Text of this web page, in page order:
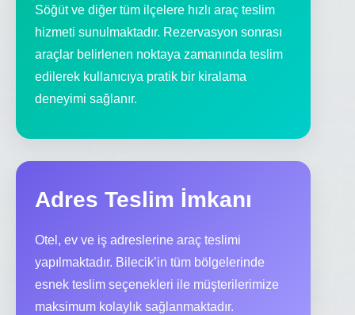
Söğüt ve diğer tüm ilçelere hızlı araç teslim
hizmeti sunulmaktadır. Rezervasyon sonrası
araçlar belirlenen noktaya zamanında teslim
edilerek kullanıcıya pratik bir kiralama
deneyimi sağlanır.
Adres Teslim İmkanı
Otel, ev ve iş adreslerine araç teslimi
yapılmaktadır. Bilecik’in tüm bölgelerinde
esnek teslim seçenekleri ile müşterilerimize
maksimum kolaylık sağlanmaktadır.